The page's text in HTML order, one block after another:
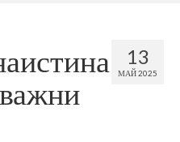
13
МАЙ 2025